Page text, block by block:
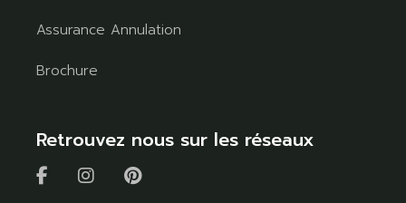
Assurance Annulation
Brochure
Retrouvez nous sur les réseaux